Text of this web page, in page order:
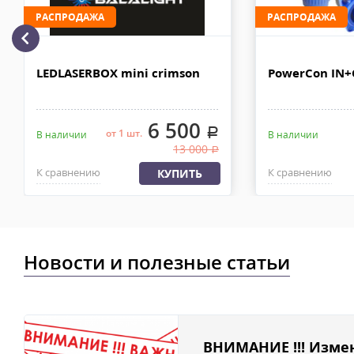
МКАД после 100% предоплаты. Вес заказа не более 100 кг,
110х90х80 см. Сроки доставки 2-4 рабочих дня. Стоимость
рублей. Документы отправляем с заказом или по ЭДО.
Доставка по Москве, МО и России - EMS ПОЧТА РОССИИ
в течении 2-4х рабочих дней с момента 100% предоплаты,
РАСПРОДАЖА
LEDLASERBOX mini crimson
В наличии от 1 шт.6 500 .
13 000.
К сравнению КУПИТЬ
РАСПРОДАЖА
PowerCon
В наличии
К сравнению
Новости и полезные статьи
ВНИМАНИЕ !!!